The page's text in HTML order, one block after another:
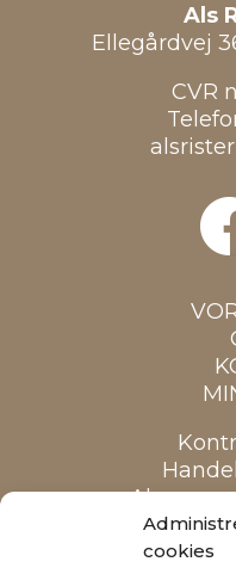
cookies
Als
Ellegårdvej
CVR